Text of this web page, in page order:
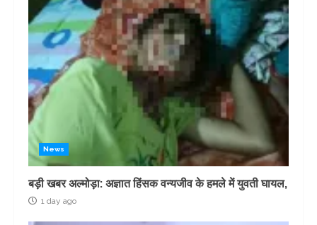
News
बड़ी खबर अल्मोड़ा: अज्ञात हिंसक वन्यजीव के हमले में युवती घायल,
1 day ago